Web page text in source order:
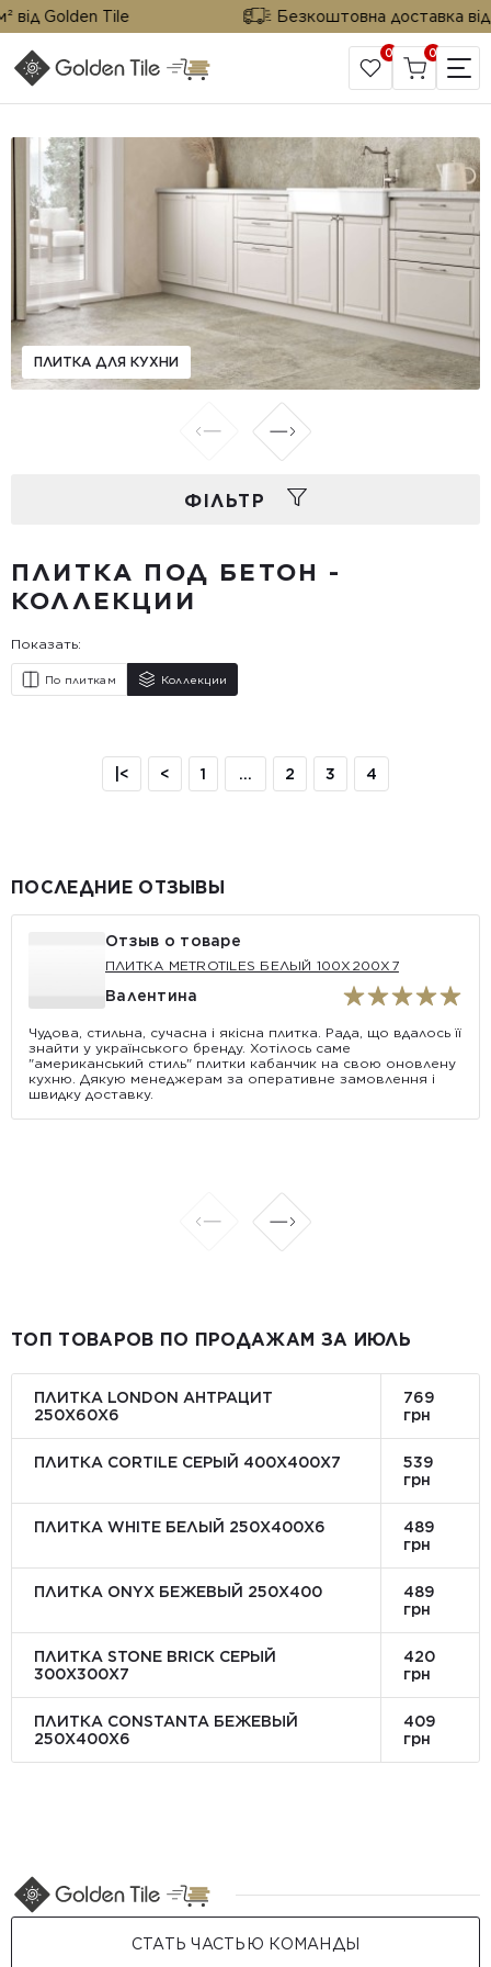
від Golden Tile Безкоштовна доставка від
САЙТ КОМПАНИИ
0 0
ПЛИТКА ДЛЯ КУХНИ
ФIЛЬТР
ПЛИТКА ПОД БЕТОН -
КОЛЛЕКЦИИ
Показать:
По плиткам Коллекции
|< < 1 ... 2 3 4
ПОСЛЕДНИЕ ОТЗЫВЫ
Отзыв о товаре
ПЛИТКА METROTILES БЕЛЫЙ 100X200X7
Валентина
Чудова, стильна, сучасна і якісна плитка. Рада, що вдалось її
знайти у українського бренду. Хотілось саме
"американський стиль" плитки кабанчик на свою оновлену
кухню. Дякую менеджерам за оперативне замовлення і
швидку доставку.
ТОП ТОВАРОВ ПО ПРОДАЖАМ ЗА ИЮЛЬ
ПЛИТКА LONDON АНТРАЦИТ
250Х60Х6
769
грн
ПЛИТКА CORTILE СЕРЫЙ 400X400X7
539
грн
ПЛИТКА WHITE БЕЛЫЙ 250Х400Х6
489
грн
ПЛИТКА ONYX БЕЖЕВЫЙ 250X400
489
грн
ПЛИТКА STONE BRICK СЕРЫЙ
300Х300X7
420
грн
ПЛИТКА CONSTANTA БЕЖЕВЫЙ
250Х400X6
409
грн
СТАТЬ ЧАСТЬЮ КОМАНДЫ